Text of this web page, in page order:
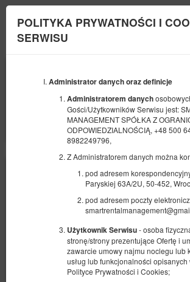
POLITYKA PRYWATNOŚCI I
SERWISU
Administrator danych oraz definicje
Administratorem danych
Gości/Użytkowników Serwisu jest:
MANAGEMENT SPÓŁKA Z
ODPOWIEDZIALNOŚCIĄ, +48 500
8982249796,
Z Administratorem danych można
pod adresem
Paryskiej 63A/2U, 50-452,
pod adresem poczty
Użytkownik Serwisu- osoba
stronę/strony prezentujące Ofertę i
zawarcie umowy najmu noclegu lub
usług lub funkcjonalności
Polityce Prywatności i Cookies;
SIERPNIA
09
FILTRY